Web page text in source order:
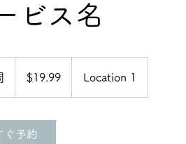
ビス名
$19.99 Location 1
ぐ予約